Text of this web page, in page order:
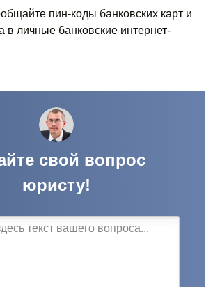
пин-коды банковских карт и
в личные банковские интернет-
свой вопрос
юристу!